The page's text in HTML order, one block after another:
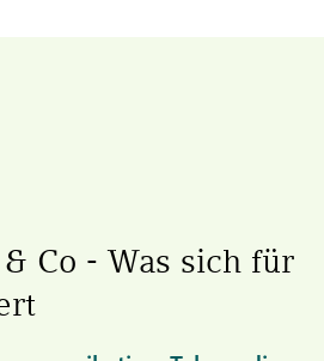
Co - Was sich für